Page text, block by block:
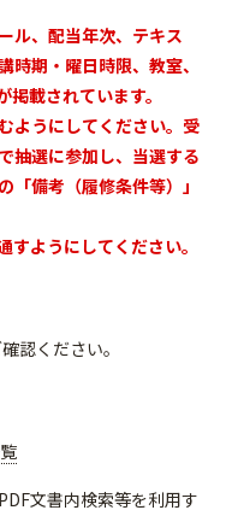
、配当年次、テキス
時期・曜日時限、教室、
載されています。
ようにしてください。 受
抽選に参加し、当選する
「備考（履修条件等）」
ようにしてください。
認ください。
文書内検索等を利用す